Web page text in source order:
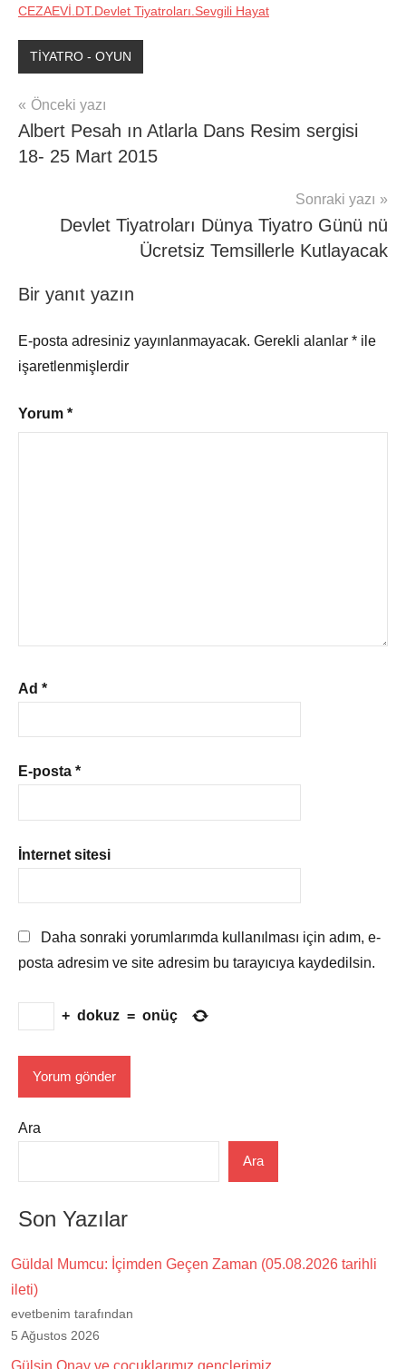
CEZAEVİ.DT.Devlet Tiyatroları.Sevgili Hayat
TİYATRO - OYUN
Yazı
gezinmesi
Önceki yazı
Albert Pesah ın Atlarla Dans Resim sergisi
18- 25 Mart 2015
Sonraki yazı
Devlet Tiyatroları Dünya Tiyatro Günü nü
Ücretsiz Temsillerle Kutlayacak
Bir yanıt yazın
E-posta adresiniz yayınlanmayacak. Gerekli alanlar * ile
işaretlenmişlerdir
Yorum *
Ad *
E-posta *
İnternet sitesi
Daha sonraki yorumlarımda kullanılması için adım, e-
posta adresim ve site adresim bu tarayıcıya kaydedilsin.
+ dokuz = onüç
Ara
Ara
Son Yazılar
Güldal Mumcu: İçimden Geçen Zaman (05.08.2026 tarihli
ileti)
evetbenim tarafından
5 Ağustos 2026
Gülsin Onay ve çocuklarımız gençlerimiz